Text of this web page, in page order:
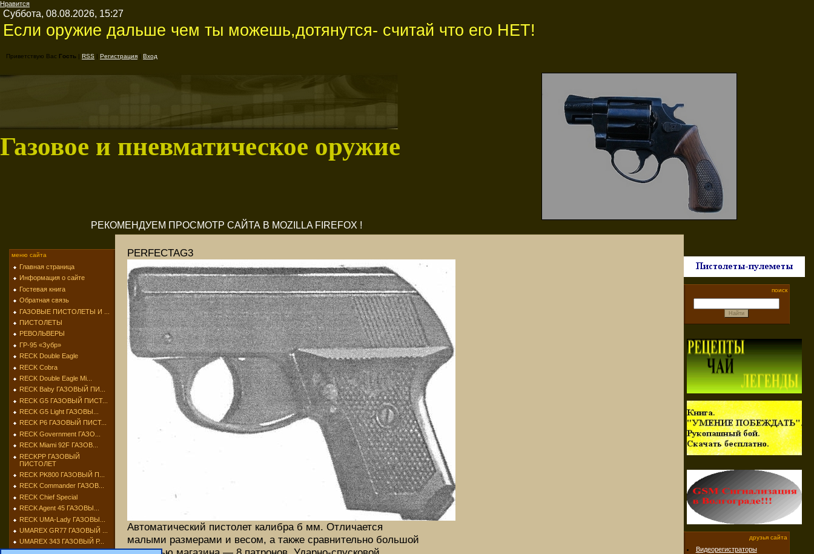
Нравится
Суббота, 08.08.2026, 15:27
Если оружие дальше чем ты можешь,дотянутся- считай что его НЕТ!
Приветствую Вас Гость | RSS | Регистрация | Вход
Газовое и пневматическое оружие
РЕКОМЕНДУЕМ ПРОСМОТР САЙТА В MOZILLA FIREFOX !
меню сайта
Главная страница
Информация о сайте
Гостевая книга
Обратная связь
ГАЗОВЫЕ ПИСТОЛЕТЫ И ...
ПИСТОЛЕТЫ
РЕВОЛЬВЕРЫ
ГР-95 «Зубр»
RECK Double Eagle
RECK Cobra
RECK Double Eagle Mi...
RECK Baby ГАЗОВЫЙ ПИ...
RECK G5 ГАЗОВЫЙ ПИСТ...
RECK G5 Light ГАЗОВЫ...
RECK P6 ГАЗОВЫЙ ПИСТ...
RECK Government ГАЗО...
RECK Miami 92F ГАЗОВ...
RECKPP ГАЗОВЫЙ
ПИСТОЛЕТ
RECK PK800 ГАЗОВЫЙ П...
RECK Commander ГАЗОВ...
RECK Chief Special
RECK Agent 45 ГАЗОВЫ...
RECK UMA-Lady ГАЗОВЫ...
UMAREX GR77 ГАЗОВЫЙ ...
UMAREX 343 ГАЗОВЫЙ Р...
PERFECTAG3
Автоматический пистолет калибра б мм. Отличается
малыми размерами и весом, а также сравнительно большой
поиск
друзья сайта
Видеорегистраторы